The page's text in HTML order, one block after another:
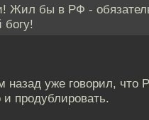
Жил бы в РФ -
богу!
назад уже говорил, что
продублировать.